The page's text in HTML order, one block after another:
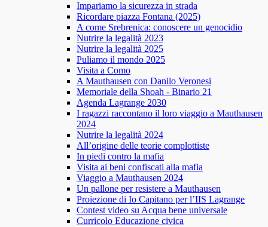
Impariamo la sicurezza in strada
Ricordare piazza Fontana (2025)
A come Srebrenica: conoscere un genocidio
Nutrire la legalità 2023
Nutrire la legalità 2025
Puliamo il mondo 2025
Visita a Como
A Mauthausen con Danilo Veronesi
Memoriale della Shoah - Binario 21
Agenda Lagrange 2030
I ragazzi raccontano il loro viaggio a Mauthausen
2024
Nutrire la legalità 2024
All’origine delle teorie complottiste
In piedi contro la mafia
Visita ai beni confiscati alla mafia
Viaggio a Mauthausen 2024
Un pallone per resistere a Mauthausen
Proiezione di Io Capitano per l’IIS Lagrange
Contest video su Acqua bene universale
Curricolo Educazione civica